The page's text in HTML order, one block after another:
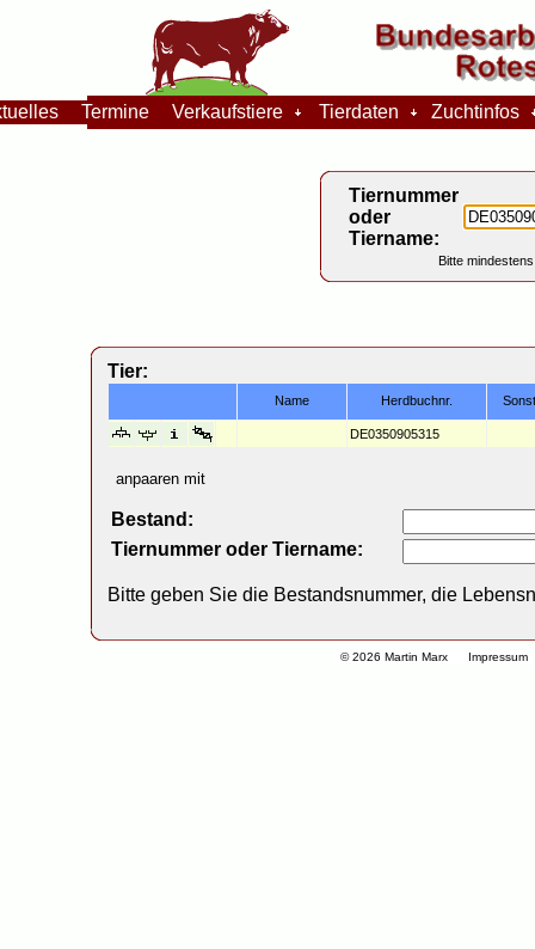
© 2026 Martin Marx Impressum
Termine Verkaufstiere Tierdaten Zuchtinfos
Tiernummer
oder
Tiername:
Bitte
Tier:
Name Herdbuchnr.
DE0350905315
anpaaren mit
Bestand:
Tiernummer oder Tiername:
Bitte geben Sie die Bestandsnummer, die